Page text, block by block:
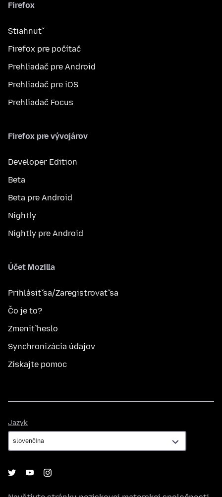
Firefox
Stiahnuť
Firefox pre počítač
Prehliadač pre Android
Prehliadač pre iOS
Prehliadač Focus
Firefox pre vývojárov
Developer Edition
Beta
Beta pre Android
Nightly
Nightly pre Android
Účet Mozilla
Prihlásiť sa/Zaregistrovať sa
Čo je to?
Zmeniť heslo
Synchronizácia údajov
Získajte pomoc
Jazyk